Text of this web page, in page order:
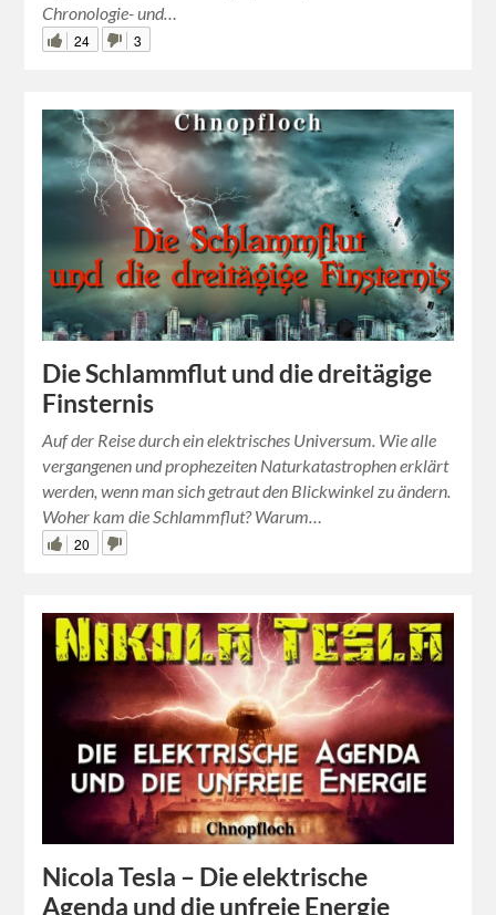
Chronologie- und…
24 3
Die Schlammflut und die dreitägige
Finsternis
Auf der Reise durch ein elektrisches Universum. Wie alle
vergangenen und prophezeiten Naturkatastrophen erklärt
werden, wenn man sich getraut den Blickwinkel zu ändern.
Woher kam die Schlammflut? Warum…
20
Nicola Tesla – Die elektrische
Agenda und die unfreie Energie